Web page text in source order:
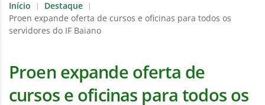
Início | Destaque |
Proen expande oferta de cursos e oficinas para todos os
servidores do IF Baiano
Proen expande oferta de
cursos e oficinas para todos os